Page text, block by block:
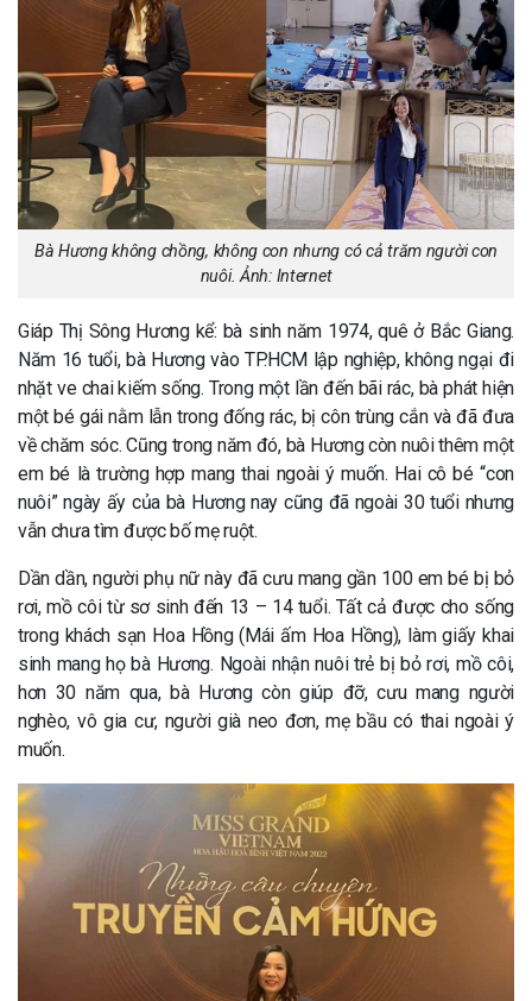
Bà Hương không chồng, không con nhưng có cả trăm người con
nuôi. Ảnh: Internet
Giáp Thị Sông Hương kể: bà sinh năm 1974, quê ở Bắc Giang.
Năm 16 tuổi, bà Hương vào TP.HCM lập nghiệp, không ngại đi
nhặt ve chai kiếm sống. Trong một lần đến bãi rác, bà phát hiện
một bé gái nằm lẫn trong đống rác, bị côn trùng cắn và đã đưa
về chăm sóc. Cũng trong năm đó, bà Hương còn nuôi thêm một
em bé là trường hợp mang thai ngoài ý muốn. Hai cô bé “con
nuôi” ngày ấy của bà Hương nay cũng đã ngoài 30 tuổi nhưng
vẫn chưa tìm được bố mẹ ruột.
Dần dần, người phụ nữ này đã cưu mang gần 100 em bé bị bỏ
rơi, mồ côi từ sơ sinh đến 13 – 14 tuổi. Tất cả được cho sống
trong khách sạn Hoa Hồng (Mái ấm Hoa Hồng), làm giấy khai
sinh mang họ bà Hương. Ngoài nhận nuôi trẻ bị bỏ rơi, mồ côi,
hơn 30 năm qua, bà Hương còn giúp đỡ, cưu mang người
nghèo, vô gia cư, người già neo đơn, mẹ bầu có thai ngoài ý
muốn.